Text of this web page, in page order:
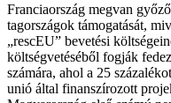
Franciaország megvan
tagországok támogatását,
„rescEU” bevetési
költségvetéséből fogják
számára, ahol a 25
unió által finanszírozott